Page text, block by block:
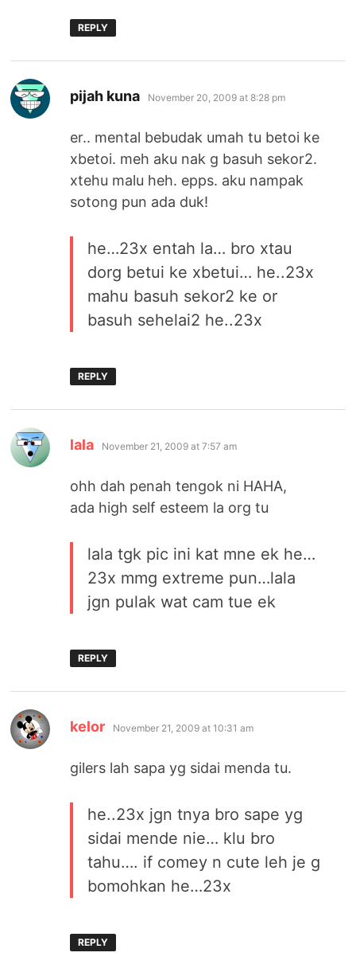
REPLY
pijah kuna says:
November 20, 2009 at 8:28 pm
er.. mental bebudak umah tu betoi ke
xbetoi. meh aku nak g basuh sekor2.
xtehu malu heh. epps. aku nampak
sotong pun ada duk!
he…23x entah la… bro xtau
dorg betui ke xbetui… he..23x
mahu basuh sekor2 ke or
basuh sehelai2 he..23x
REPLY
lala says:
November 21, 2009 at 7:57 am
ohh dah penah tengok ni HAHA,
ada high self esteem la org tu
lala tgk pic ini kat mne ek he…
23x mmg extreme pun…lala
jgn pulak wat cam tue ek
REPLY
kelor says:
November 21, 2009 at 10:31 am
gilers lah sapa yg sidai menda tu.
he..23x jgn tnya bro sape yg
sidai mende nie… klu bro
tahu…. if comey n cute leh je g
bomohkan he…23x
REPLY